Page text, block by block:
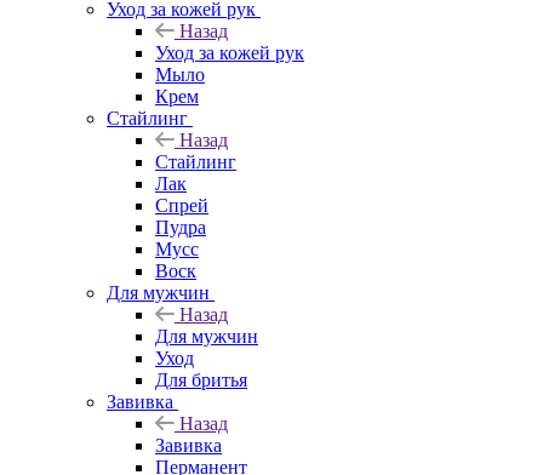
Уход за кожей рук
Назад
Уход за кожей рук
Мыло
Крем
Стайлинг
Назад
Стайлинг
Лак
Спрей
Пудра
Мусс
Воск
Для мужчин
Назад
Для мужчин
Уход
Для бритья
Завивка
Назад
Завивка
Перманент